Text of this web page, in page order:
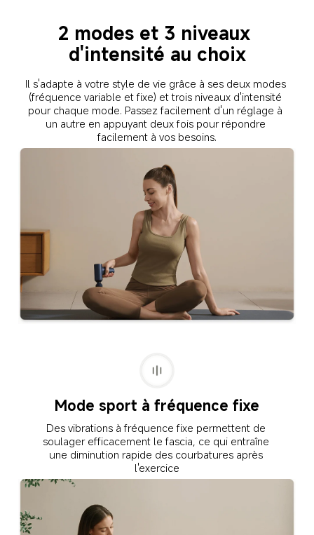
2 modes et 3 niveaux
d'intensité au choix
Il s'adapte à votre style de vie grâce à ses deux modes
(fréquence variable et fixe) et trois niveaux d'intensité
pour chaque mode. Passez facilement d'un réglage à
un autre en appuyant deux fois pour répondre
facilement à vos besoins.
Mode sport à fréquence fixe
Des vibrations à fréquence fixe permettent de
soulager efficacement le fascia, ce qui entraîne
une diminution rapide des courbatures après
l'exercice